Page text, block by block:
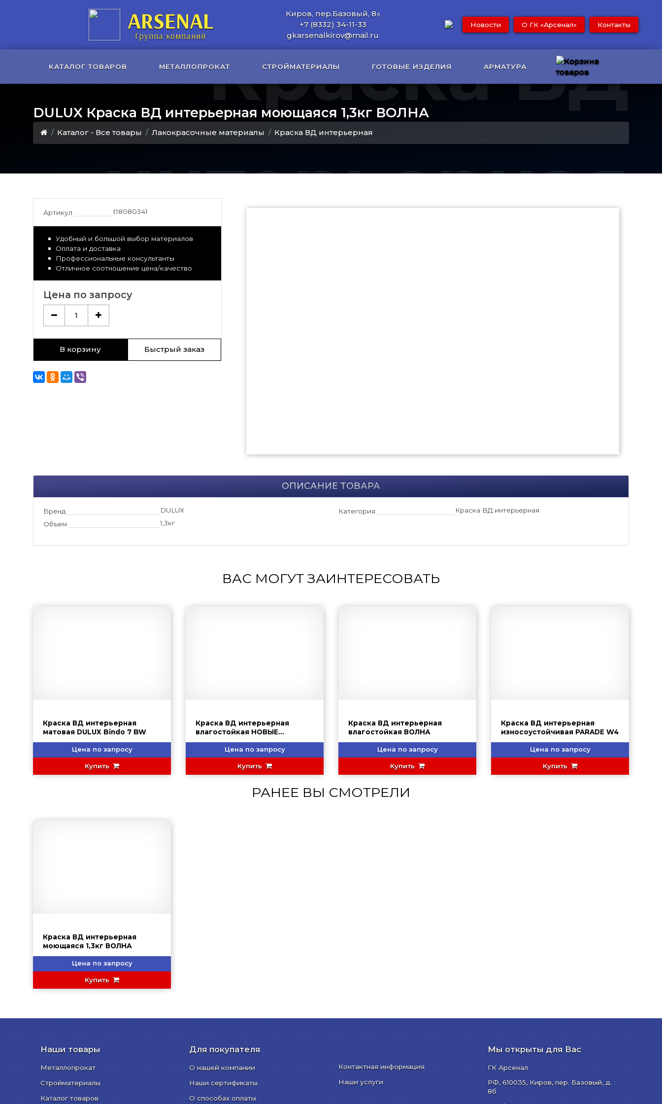
ARSENAL
Группа компаний
Киров, пер.Базовый, 8б
+7 (8332) 34-11-33
gkarsenalkirov@mail.ru
Новости О ГК «Арсенал» Контакты
КАТАЛОГ ТОВАРОВ МЕТАЛЛОПРОКАТ СТРОЙМАТЕРИАЛЫ ГОТОВЫЕ ИЗДЕЛИЯ АРМАТУРА
Краска ВД
интерьерная
DULUX Краска ВД интерьерная моющаяся 1,3кг ВОЛНА
Каталог - Все товары Лакокрасочные материалы Краска ВД интерьерная
Артикул t18080341
Удобный и большой выбор материалов
Оплата и доставка
Профессиональные консультанты
Отличное соотношение цена/качество
Цена по запросу
1
В корзину Быстрый заказ
ОПИСАНИЕ ТОВАРА
Бренд DULUX Категория
Краска ВД интерьерная
Объем
1,3кг
ВАС МОГУТ ЗАИНТЕРЕСОВАТЬ
Краска ВД интерьерная
матовая DULUX Bindo 7 BW
Цена по запросу
Купить
Краска ВД интерьерная
влагостойкая НОВЫЕ
ТЕХНОЛОГИИ (ВД-АК-2180)
Цена по запросу
Купить
Краска ВД интерьерная
влагостойкая ВОЛНА
Цена по запросу
Купить
Краска ВД интерьерная
износоустойчивая PARADE W4
Цена по запросу
Купить
РАНЕЕ ВЫ СМОТРЕЛИ
Краска ВД интерьерная
моющаяся 1,3кг ВОЛНА
Цена по запросу
Купить
Наши товары
Металлопрокат
Стройматериалы
Каталог товаров
Для покупателя
О нашей компании
Наши сертификаты
О способах оплаты
Контактная информация
Наши услуги
Мы открыты для Вас
ГК Арсенал
РФ, 610035, Киров, пер. Базовый, д.
8б